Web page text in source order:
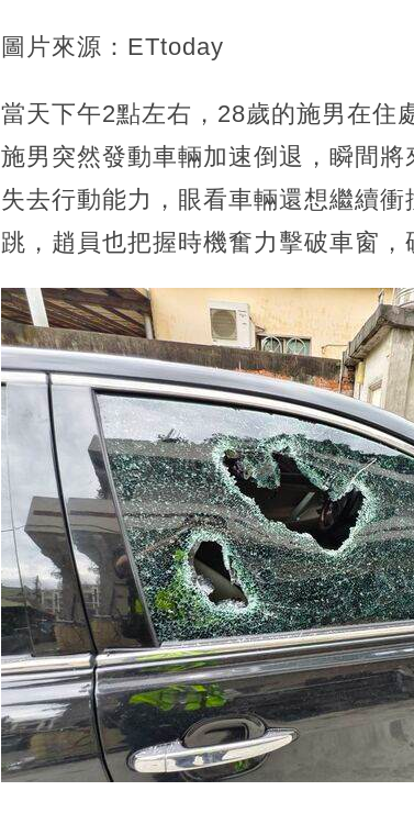
圖片來源：ETtoday
當天下午2點左右，28歲的施男在住
施男突然發動車輛加速倒退，瞬間
失去行動能力，眼看車輛還想繼續
跳，趙員也把握時機奮力擊破車窗，